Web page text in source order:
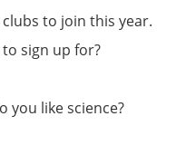
to join this year.
sign up for?
you like science?